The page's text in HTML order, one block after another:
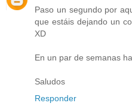
Paso un segundo por
que estáis dejando un
XD
En un par de semanas
Saludos
Responder